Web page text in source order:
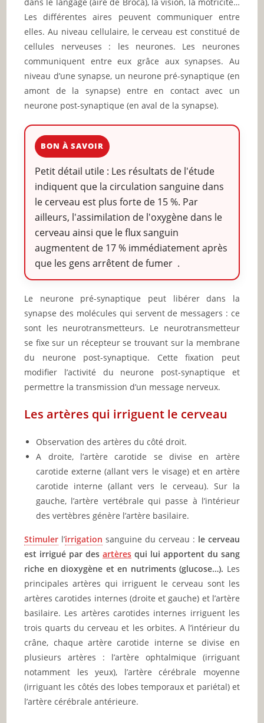
Les différentes aires peuvent communiquer entre
elles. Au niveau cellulaire, le cerveau est constitué de
cellules nerveuses : les neurones. Les neurones
communiquent entre eux grâce aux synapses. Au
niveau d’une synapse, un neurone pré-synaptique (en
amont de la synapse) entre en contact avec un
neurone post-synaptique (en aval de la synapse).
BON À SAVOIR
Petit détail utile : Les résultats de l'étude
indiquent que la circulation sanguine dans
le cerveau est plus forte de 15 %. Par
ailleurs, l'assimilation de l'oxygène dans le
cerveau ainsi que le flux sanguin
augmentent de 17 % immédiatement après
que les gens arrêtent de fumer .
Le neurone pré-synaptique peut libérer dans la
synapse des molécules qui servent de messagers : ce
sont les neurotransmetteurs. Le neurotransmetteur
se fixe sur un récepteur se trouvant sur la membrane
du neurone post-synaptique. Cette fixation peut
modifier l’activité du neurone post-synaptique et
permettre la transmission d’un message nerveux.
Les artères qui irriguent le cerveau
Observation des artères du côté droit.
A droite, l’artère carotide se divise en artère
carotide externe (allant vers le visage) et en artère
carotide interne (allant vers le cerveau). Sur la
gauche, l’artère vertébrale qui passe à l’intérieur
des vertèbres génère l’artère basilaire.
Stimuler l’irrigation sanguine du cerveau : le cerveau
est irrigué par desartères qui lui apportent du sang
riche en dioxygène et en nutriments (glucose…). Les
principales artères qui irriguent le cerveau sont les
artères carotides internes (droite et gauche) et l’artère
basilaire. Les artères carotides internes irriguent les
trois quarts du cerveau et les orbites. A l’intérieur du
crâne, chaque artère carotide interne se divise en
plusieurs artères : l’artère ophtalmique (irriguant
notamment les yeux), l’artère cérébrale moyenne
(irriguant les côtés des lobes temporaux et pariétal) et
l’artère cérébrale antérieure.